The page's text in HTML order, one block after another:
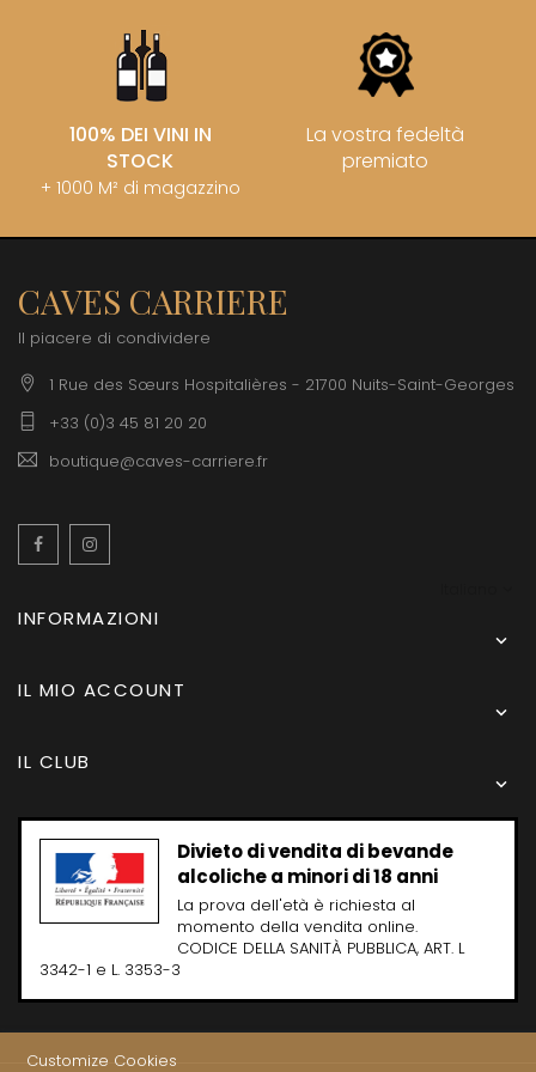
100% DEI VINI IN
STOCK
+ 1000 M² di magazzino
La vostra fedeltà
premiato
CAVES CARRIERE
Il piacere di condividere
1 Rue des Sœurs Hospitalières - 21700 Nuits-Saint-Georges
+33 (0)3 45 81 20 20
boutique@caves-carriere.fr
Facebook
INFORMAZIONI

IL MIO ACCOUNT

IL CLUB

Divieto di vendita di bevande
alcoliche a minori di 18 anni
La prova dell'età è richiesta al
momento della vendita online.
CODICE DELLA SANITÀ PUBBLICA, ART. L
3342-1 e L. 3353-3
Customize Cookies